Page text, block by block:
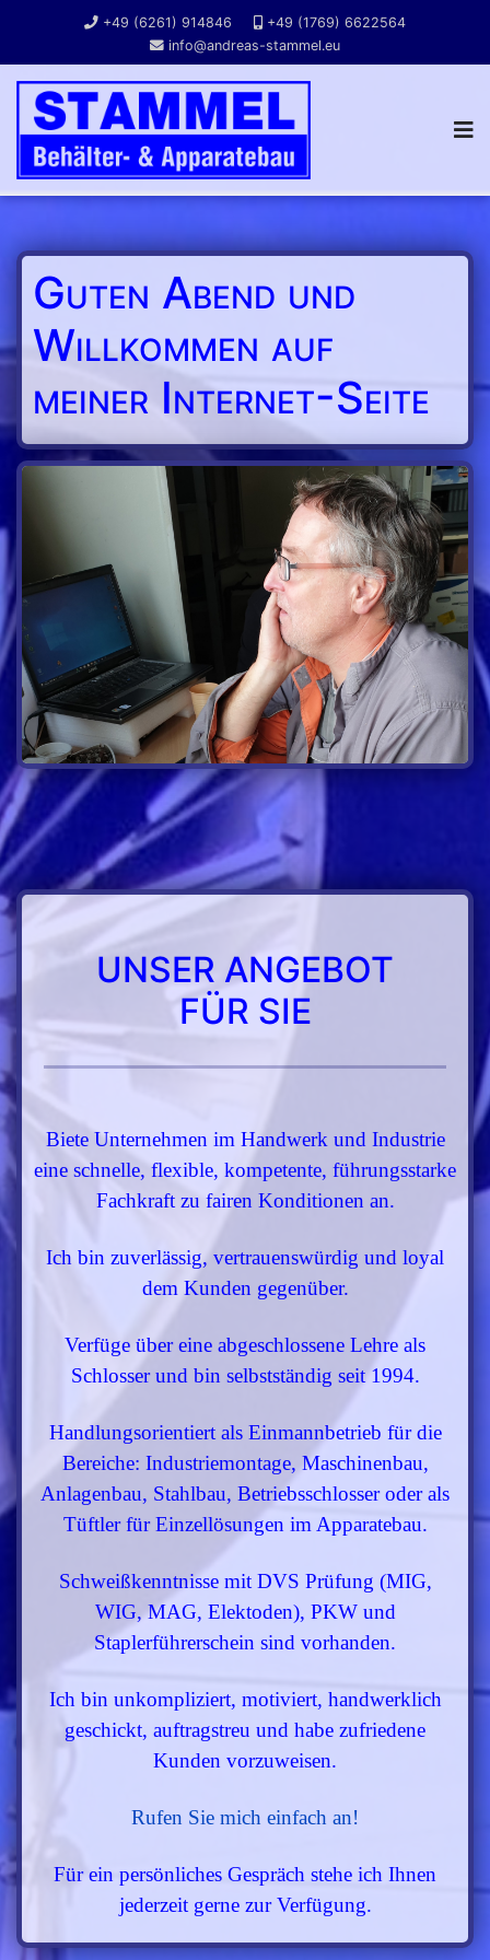
+49 (6261) 914846
+49 (1769) 6622564
info@andreas-stammel.eu
Guten Abend und
Willkommen auf
meiner Internet-Seite
UNSER ANGEBOT
FÜR SIE
Biete Unternehmen im Handwerk und Industrie
eine schnelle, flexible, kompetente, führungsstarke
Fachkraft zu fairen Konditionen an.
Ich bin zuverlässig, vertrauenswürdig und loyal
dem Kunden gegenüber.
Verfüge über eine abgeschlossene Lehre als
Schlosser und bin selbstständig seit 1994.
Handlungsorientiert als Einmannbetrieb für die
Bereiche: Industriemontage, Maschinenbau,
Anlagenbau, Stahlbau, Betriebsschlosser oder als
Tüftler für Einzellösungen im Apparatebau.
Schweißkenntnisse mit DVS Prüfung (MIG,
WIG, MAG, Elektoden), PKW und
Staplerführerschein sind vorhanden.
Ich bin unkompliziert, motiviert, handwerklich
geschickt, auftragstreu und habe zufriedene
Kunden vorzuweisen.
Rufen Sie mich einfach an!
Für ein persönliches Gespräch stehe ich Ihnen
jederzeit gerne zur Verfügung.